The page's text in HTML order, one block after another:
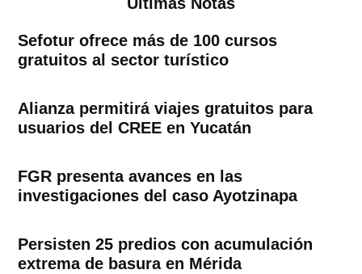
Sefotur ofrece más de 100 cursos
gratuitos al sector turístico
Alianza permitirá viajes gratuitos para
usuarios del CREE en Yucatán
FGR presenta avances en las
investigaciones del caso Ayotzinapa
Persisten 25 predios con acumulación
extrema de basura en Mérida